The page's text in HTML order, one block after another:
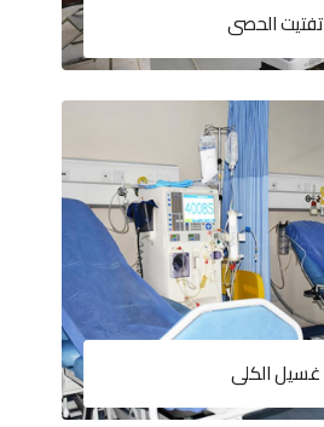
تفتيت الحصى
غسيل الكلى